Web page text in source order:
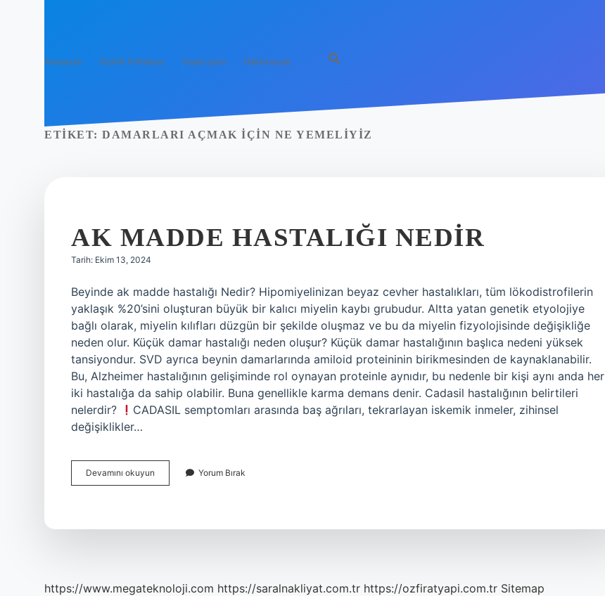
Anasayfa Gizlilik Politikası Yasal Uyarı Hakkımızda
ETIKET: DAMARLARI AÇMAK IÇIN NE YEMELIYIZ
AK MADDE HASTALIĞI NEDIR
Tarih: Ekim 13, 2024
Beyinde ak madde hastalığı Nedir? Hipomiyelinizan beyaz cevher hastalıkları, tüm lökodistrofilerin
yaklaşık %20’sini oluşturan büyük bir kalıcı miyelin kaybı grubudur. Altta yatan genetik etyolojiye
bağlı olarak, miyelin kılıfları düzgün bir şekilde oluşmaz ve bu da miyelin fizyolojisinde değişikliğe
neden olur. Küçük damar hastalığı neden oluşur? Küçük damar hastalığının başlıca nedeni yüksek
tansiyondur. SVD ayrıca beynin damarlarında amiloid proteininin birikmesinden de kaynaklanabilir.
Bu, Alzheimer hastalığının gelişiminde rol oynayan proteinle aynıdır, bu nedenle bir kişi aynı anda her
iki hastalığa da sahip olabilir. Buna genellikle karma demans denir. Cadasil hastalığının belirtileri
nelerdir?
CADASIL semptomları arasında baş ağrıları, tekrarlayan iskemik inmeler, zihinsel
değişiklikler…
Devamını okuyun
Madde
Yorum Bırak
https://www.megateknoloji.com https://saralnakliyat.com.tr https://ozfiratyapi.com.tr Sitemap